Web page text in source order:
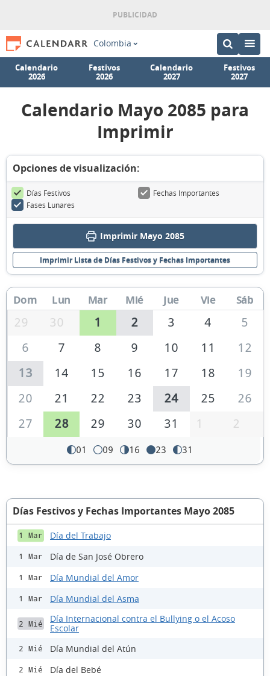
Colombia
Calendario
2026
Festivos
2026
Calendario
2027
Festivos
2027
Calendario Mayo 2085 para
Imprimir
Opciones de visualización:
Días Festivos
Fechas Importantes
Fases Lunares
Imprimir Mayo 2085
Imprimir Lista de Días Festivos y Fechas Importantes
Dom Lun Mar Mié Jue Vie Sáb
29 30 1 2 3 4
5
6
7 8 9 10 11
12
13
14 15 16 17 18
19
20
21 22 23 24 25
26
27
28 29 30 31 1 2
01 09 16 23 31
Días Festivos y Fechas Importantes Mayo 2085
1 Mar Día del Trabajo
1 Mar Día de San José Obrero
1 Mar Día Mundial del Amor
1 Mar Día Mundial del Asma
2 Mié
Día Internacional contra el Bullying o el Acoso
Escolar
2 Mié Día Mundial del Atún
2 Mié Día del Bebé